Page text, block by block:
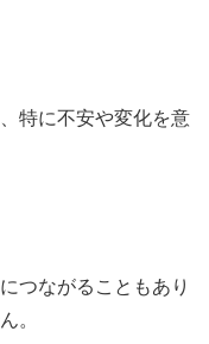
特に不安や変化を意
つながることもあり
。